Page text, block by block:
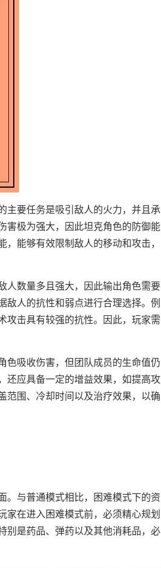
主要任务是吸引敌人的火力，并且承
害极为强大，因此坦克角色的防御能
能够有效限制敌人的移动和攻击，
人数量多且强大，因此输出角色需要
敌人的抗性和弱点进行合理选择。例
攻击具有较强的抗性。因此，玩家需
色吸收伤害，但团队成员的生命值仍
还应具备一定的增益效果，如提高攻
范围、冷却时间以及治疗效果，以确
。与普通模式相比，困难模式下的资
家在进入困难模式前，必须精心规划
别是药品、弹药以及其他消耗品，必